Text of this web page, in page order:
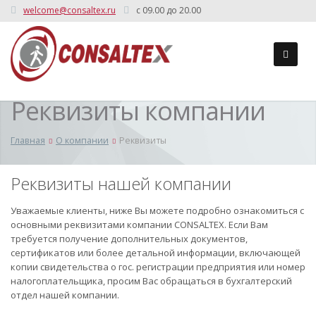
welcome@consaltex.ru c 09.00 до 20.00
Реквизиты компании
Главная О компании Реквизиты
Реквизиты нашей компании
Уважаемые клиенты, ниже Вы можете подробно ознакомиться с
основными реквизитами компании CONSALTEX. Если Вам
требуется получение дополнительных документов,
сертификатов или более детальной информации, включающей
копии свидетельства о гос. регистрации предприятия или номер
налогоплательщика, просим Вас обращаться в бухгалтерский
отдел нашей компании.